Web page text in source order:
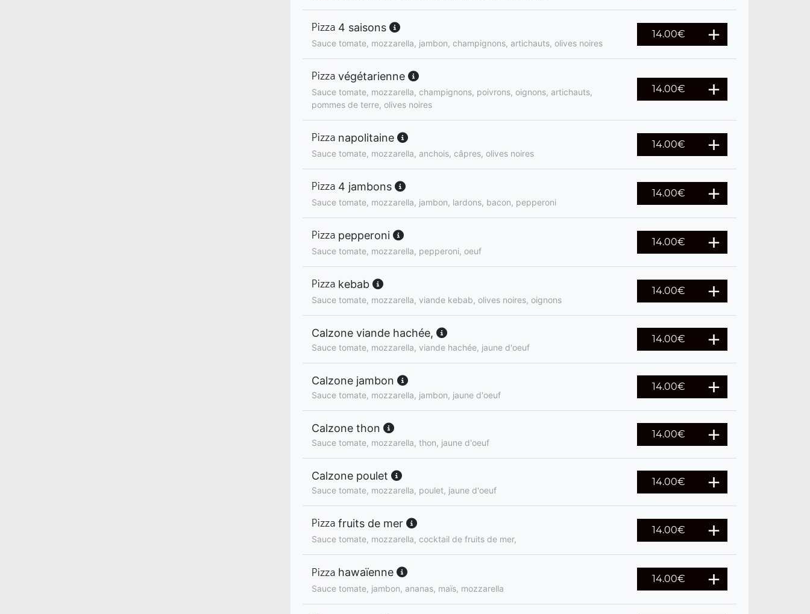
4 saisons
Sauce tomate, mozzarella, jambon, champignons, artichauts, olives noires
14.00€
végétarienne
Sauce tomate, mozzarella, champignons, poivrons, oignons, artichauts,
pommes de terre, olives noires
14.00€
napolitaine
Sauce tomate, mozzarella, anchois, câpres, olives noires
14.00€
4 jambons
Sauce tomate, mozzarella, jambon, lardons, bacon, pepperoni
14.00€
pepperoni
Sauce tomate, mozzarella, pepperoni, oeuf
14.00€
kebab
Sauce tomate, mozzarella, viande kebab, olives noires, oignons
14.00€
Calzone viande hachée,
Sauce tomate, mozzarella, viande hachée, jaune d'oeuf
14.00€
Calzone jambon
Sauce tomate, mozzarella, jambon, jaune d'oeuf
14.00€
Calzone thon
Sauce tomate, mozzarella, thon, jaune d'oeuf
14.00€
Calzone poulet
Sauce tomate, mozzarella, poulet, jaune d'oeuf
14.00€
fruits de mer
Sauce tomate, mozzarella, cocktail de fruits de mer,
14.00€
hawaïenne
Sauce tomate, jambon, ananas, maïs, mozzarella
14.00€